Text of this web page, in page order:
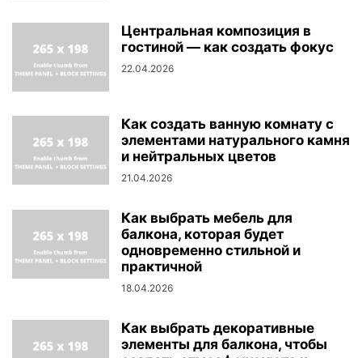
Центральная композиция в
гостиной — как создать фокус
22.04.2026
Как создать ванную комнату с
элементами натурального камня
и нейтральных цветов
21.04.2026
Как выбрать мебель для
балкона, которая будет
одновременно стильной и
практичной
18.04.2026
Как выбрать декоративные
элементы для балкона, чтобы